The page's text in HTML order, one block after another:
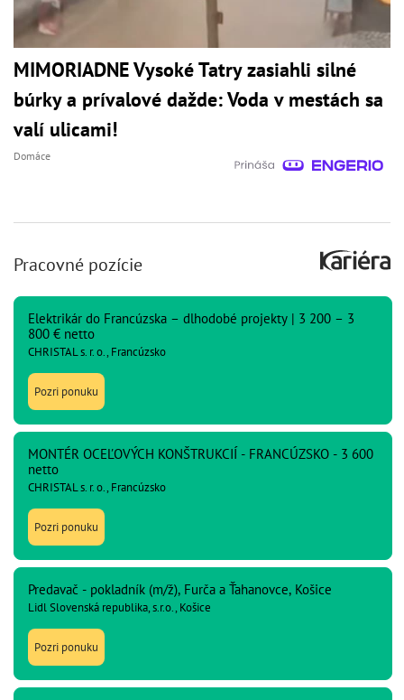
MIMORIADNE Vysoké Tatry zasiahli silné
búrky a prívalové dažde: Voda v mestách sa
valí ulicami!
Domáce
Pracovné pozície
Elektrikár do Francúzska – dlhodobé projekty | 3 200 – 3
800 € netto
CHRISTAL s. r. o., Francúzsko
Pozri ponuku
MONTÉR OCEĽOVÝCH KONŠTRUKCIÍ - FRANCÚZSKO - 3 600
netto
CHRISTAL s. r. o., Francúzsko
Pozri ponuku
Predavač - pokladník (m/ž), Furča a Ťahanovce, Košice
Lidl Slovenská republika, s.r.o., Košice
Pozri ponuku